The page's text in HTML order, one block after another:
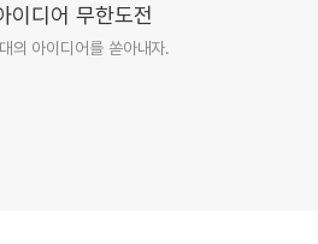
디어 무한도전
의 아이디어를 쏟아내자.